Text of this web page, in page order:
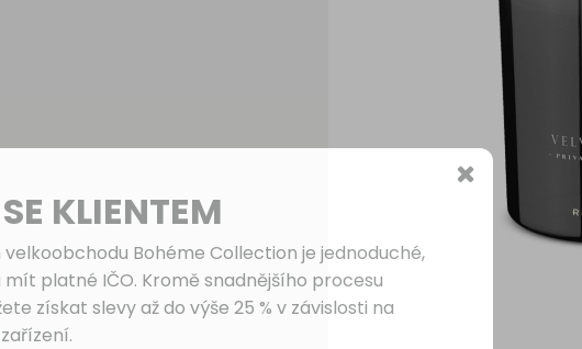
KLIENTEM
Bohéme Collection je jednoduché,
platné IČO. Kromě snadnějšího procesu
získat slevy až do výše 25 % v závislosti na